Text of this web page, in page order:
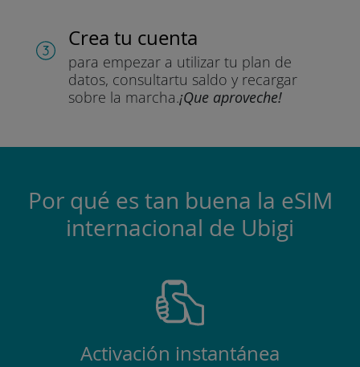
Crea tu cuenta
para empezar a utilizar tu plan de
datos, consultartu saldo y recargar
sobre la marcha.¡Que aproveche!
Por qué es tan buena la eSIM
internacional de Ubigi
Activación instantánea